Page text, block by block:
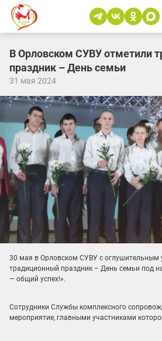
В Орловском СУВУ отметили
праздник – День семьи
31 мая 2024
30 мая в Орловском СУВУ с оглушительным
традиционный праздник – День семьи под
— общий успех!».
Сотрудники Службы комплексного
мероприятие, главными участниками